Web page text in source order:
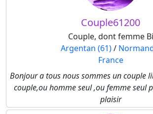
Couple61200
Couple, dont femme Bi
Argentan (61)/
France
Bonjour a tous nous sommes un couple
couple,ou homme seul ,ou femme seul
plaisir